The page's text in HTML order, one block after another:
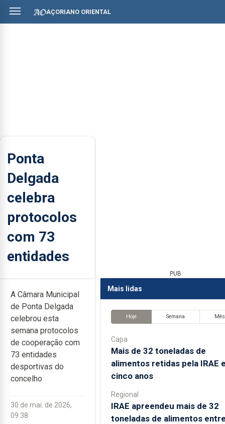
AÇORIANO ORIENTAL
Ponta
Delgada
celebra
protocolos
com 73
entidades
A Câmara Municipal
de Ponta Delgada
celebrou esta
semana protocolos
de cooperação com
73 entidades
desportivas do
concelho
30 de mai. de 2026,
09:38
PUB
Mais lidas
Hoje Semana Mês
Capa
Mais de 32 toneladas de
alimentos retidas pela IRAE
cinco anos
Regional
IRAE apreendeu mais de 32
toneladas de alimentos